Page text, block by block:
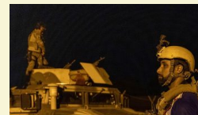
ημερομηνίας της 31ης
την αποχώρησή τους.